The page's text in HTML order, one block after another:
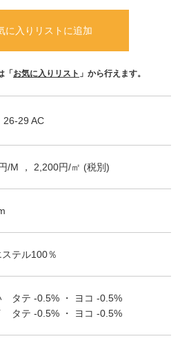
に入りリストに追加
「 お気に入りリスト 」から行えます。
26-29 AC
/M ， 2,200円/㎡ (税別)
テル100％
タテ-0.5% ・ ヨコ-0.5%
タテ-0.5% ・ ヨコ-0.5%